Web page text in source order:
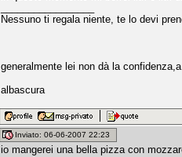
Nessuno ti regala niente, te lo devi
generalmente lei non dà la
albascura
Inviato: 06-06-2007 22:23
io mangerei una bella pizza con